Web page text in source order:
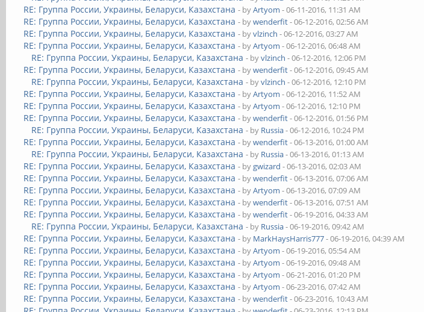
RE: Группа России, Украины, Беларуси, Казахстана - byArtyom - 06-11-2016, 11:31 AM
RE: Группа России, Украины, Беларуси, Казахстана - bywenderfit- 06-12-2016, 02:56 AM
RE: Группа России, Украины, Беларуси, Казахстана - byvlzinch - 06-12-2016, 03:27 AM
RE: Группа России, Украины, Беларуси, Казахстана - byArtyom - 06-12-2016, 06:48 AM
RE: Группа России, Украины, Беларуси, Казахстана - byvlzinch - 06-12-2016, 12:06 PM
RE: Группа России, Украины, Беларуси, Казахстана - bywenderfit- 06-12-2016, 09:45 AM
RE: Группа России, Украины, Беларуси, Казахстана - byvlzinch - 06-12-2016, 12:10 PM
RE: Группа России, Украины, Беларуси, Казахстана - byArtyom - 06-12-2016, 11:52 AM
RE: Группа России, Украины, Беларуси, Казахстана - byArtyom - 06-12-2016, 12:10 PM
RE: Группа России, Украины, Беларуси, Казахстана - bywenderfit- 06-12-2016, 01:56 PM
RE: Группа России, Украины, Беларуси, Казахстана - by Russia- 06-12-2016, 10:24 PM
RE: Группа России, Украины, Беларуси, Казахстана - bywenderfit- 06-13-2016, 01:00 AM
RE: Группа России, Украины, Беларуси, Казахстана - by Russia- 06-13-2016, 01:13 AM
RE: Группа России, Украины, Беларуси, Казахстана - bygwizard - 06-13-2016, 02:03 AM
RE: Группа России, Украины, Беларуси, Казахстана - bywenderfit- 06-13-2016, 07:06 AM
RE: Группа России, Украины, Беларуси, Казахстана - byArtyom - 06-13-2016, 07:09 AM
RE: Группа России, Украины, Беларуси, Казахстана - bywenderfit- 06-13-2016, 07:51 AM
RE: Группа России, Украины, Беларуси, Казахстана - bywenderfit- 06-19-2016, 04:33 AM
RE: Группа России, Украины, Беларуси, Казахстана - by Russia- 06-19-2016, 09:42 AM
RE: Группа России, Украины, Беларуси, Казахстана - by MarkHaysHarris777- 06-19-2016, 04:39 AM
RE: Группа России, Украины, Беларуси, Казахстана - byArtyom - 06-19-2016, 05:54 AM
RE: Группа России, Украины, Беларуси, Казахстана - byArtyom - 06-19-2016, 09:48 AM
RE: Группа России, Украины, Беларуси, Казахстана - byArtyom - 06-21-2016, 01:20 PM
RE: Группа России, Украины, Беларуси, Казахстана - byArtyom - 06-23-2016, 07:42 AM
RE: Группа России, Украины, Беларуси, Казахстана - bywenderfit- 06-23-2016, 10:43 AM